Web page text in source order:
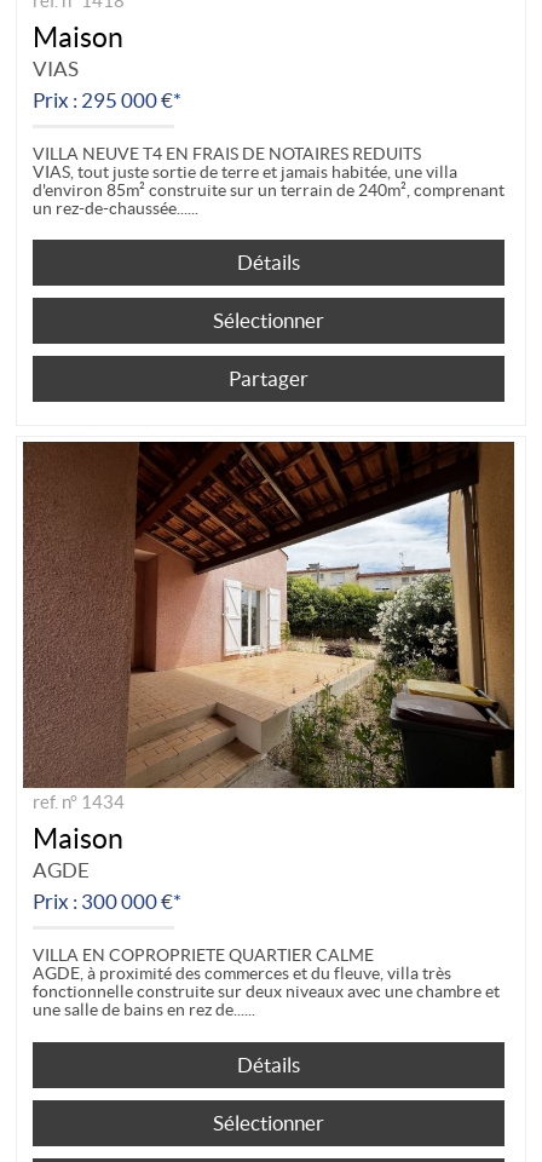
Maison
VIAS
Prix : 295 000 €*
VILLA NEUVE T4 EN FRAIS DE NOTAIRES REDUITS
VIAS, tout juste sortie de terre et jamais habitée, une villa
d'environ 85m² construite sur un terrain de 240m², comprenant
un rez-de-chaussée...
Détails
Sélectionner
Partager
ref. n° 1434
Maison
AGDE
Prix : 300 000 €*
VILLA EN COPROPRIETE QUARTIER CALME
AGDE, à proximité des commerces et du fleuve, villa très
fonctionnelle construite sur deux niveaux avec une chambre et
une salle de bains en rez de...
Détails
Sélectionner